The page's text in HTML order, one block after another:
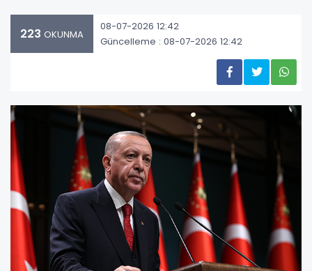
223 OKUNMA
08-07-2026 12:42
Güncelleme : 08-07-2026 12:42